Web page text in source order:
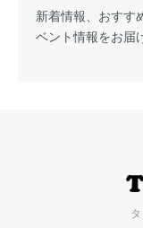
新着情報、おすす
ベント情報をお届